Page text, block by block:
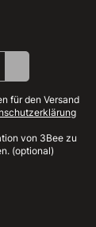
für den Versand
von 3Bee zu
(optional)